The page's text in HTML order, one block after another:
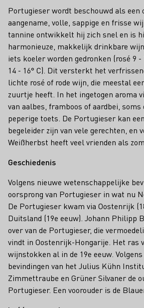
Portugieser wordt beschouwd als een
aangename, volle, sappige en frisse
tannine ontwikkelt hij zich snel en is
harmonieuze, makkelijk drinkbare
iets koeler worden gedronken (rosé 9 -
14 - 16° C). Dit versterkt het
lichte rosé of rode wijn, die meestal
zuurtje heeft. In het ingetogen aroma
van aalbes, framboos of aardbei,
peperige toets. De Portugieser kan
begeleider zijn van vele gerechten, en
Weißherbst heeft veel vrienden als
Geschiedenis
Volgens nieuwe wetenschappelijke
oorsprong van Portugieser in wat nu
De Portugieser kwam via Oostenrijk
Duitsland (19e eeuw). Johann Philipp
over van de Portugieser, die
vindt in Oostenrijk-Hongarije. Het ras
wijnstokken al in de 19e eeuw.
bevindingen van het Julius Kühn
Zimmettraube en Grüner Silvaner de
Portugieser. Een voorouder is de